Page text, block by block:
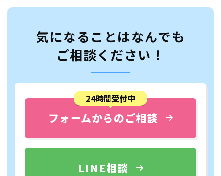
気になることはなんでも
ご相談ください！
24時間受付中
フォームからのご相談
LINE相談